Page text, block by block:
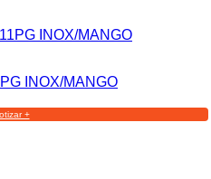
INOX/MANGO
+